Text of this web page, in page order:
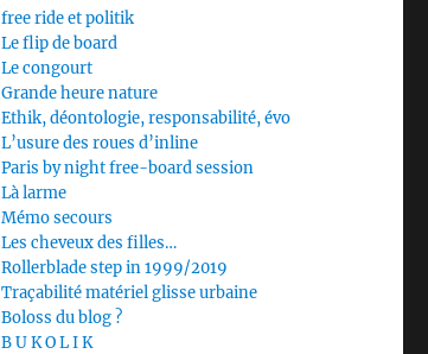
free ride et politik
Le flip de board
Le congourt
Grande heure nature
Ethik, déontologie, responsabilité, évo
L’usure des roues d’inline
Paris by night free-board session
Là larme
Mémo secours
Les cheveux des filles…
Rollerblade step in 1999/2019
Traçabilité matériel glisse urbaine
Boloss du blog ?
B U K O L I K